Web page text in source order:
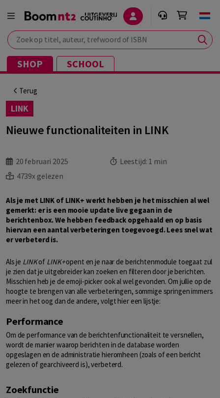
Zoek op titel, auteur, trefwoord of ISBN
SHOP SCHOOL
Terug
LINK
Nieuwe functionaliteiten in LINK
20 februari 2025 Leestijd: 1 min
4739x gelezen
Als je met LINK of LINK+ werkt hebben je het misschien al wel
gemerkt: er is een mooie update live gegaan in de
berichtenbox. We hebben feedback opgehaald en op basis
hiervan een aantal verbeteringen toegevoegd. Lees snel wat
er verbeterd is.
Als je LINKof LINK+opent en je naar de berichtenmodule toegaat zul
je zien dat je uitgebreider kan zoeken en filteren door je berichten.
Misschien heb je de emoji-picker ook al wel gevonden. Om jullie op de
hoogte te brengen van alle verbeteringen, sommige springen immers
meer in het oog dan de andere, volgt hier een lijstje:
Performance
Om de performance van de berichtenfunctionaliteit te versnellen,
wordt de manier waarop berichten in de database worden
opgeslagen en de administratie hieromheen (zoals of een bericht
gelezen of gearchiveerd is), verbeterd.
Zoekfunctie